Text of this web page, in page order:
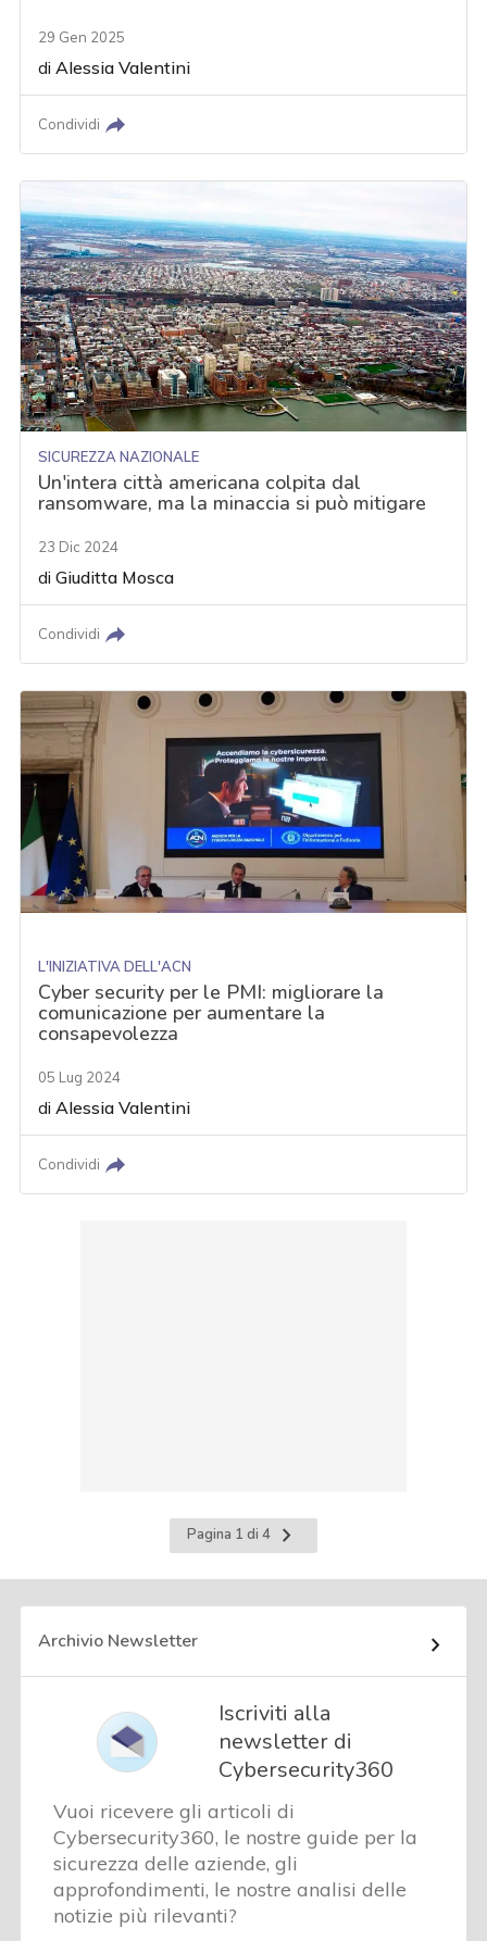
29 Gen 2025
diAlessia Valentini
Condividi
SICUREZZA NAZIONALE
Un'intera città americana colpita dal
ransomware, ma la minaccia si può mitigare
23 Dic 2024
diGiuditta Mosca
Condividi
L'INIZIATIVA DELL'ACN
Cyber security per le PMI: migliorare la
comunicazione per aumentare la
consapevolezza
05 Lug 2024
diAlessia Valentini
Condividi
Pagina 1 di 4
Pagina
successiva
Archivio Newsletter
Iscriviti alla
newsletter di
Cybersecurity360
Vuoi ricevere gli articoli di
Cybersecurity360, le nostre guide per la
sicurezza delle aziende, gli
approfondimenti, le nostre analisi delle
notizie più rilevanti?